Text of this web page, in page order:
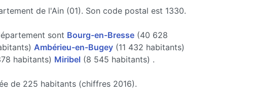
de l'Ain (01). Son code postal est 1330.
sont Bourg-en-Bresse(40 628
Ambérieu-en-Bugey(11 432 habitants)
habitants) Miribel (8 545 habitants) .
de 225 habitants (chiffres 2016).